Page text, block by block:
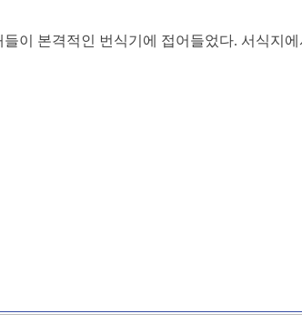
이 본격적인 번식기에 접어들었다. 서식지